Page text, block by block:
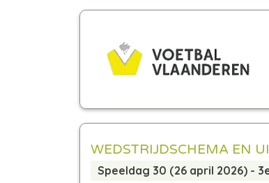
WEDSTRIJDSCHEMA EN
Speeldag 30 (26 april 2026) -